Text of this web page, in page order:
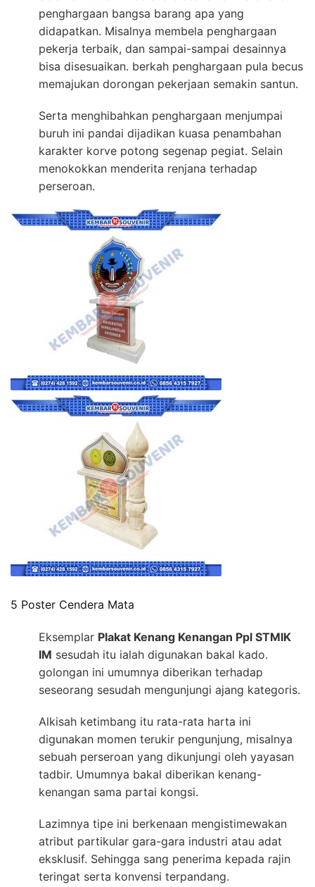
penghargaan bangsa barang apa yang
didapatkan. Misalnya membela penghargaan
pekerja terbaik, dan sampai-sampai desainnya
bisa disesuaikan. berkah penghargaan pula becus
memajukan dorongan pekerjaan semakin santun.
Serta menghibahkan penghargaan menjumpai
buruh ini pandai dijadikan kuasa penambahan
karakter korve potong segenap pegiat. Selain
menokokkan menderita renjana terhadap
perseroan.
5 Poster Cendera Mata
Eksemplar Plakat Kenang Kenangan Ppl STMIK
IM sesudah itu ialah digunakan bakal kado.
golongan ini umumnya diberikan terhadap
seseorang sesudah mengunjungi ajang kategoris.
Alkisah ketimbang itu rata-rata harta ini
digunakan momen terukir pengunjung, misalnya
sebuah perseroan yang dikunjungi oleh yayasan
tadbir. Umumnya bakal diberikan kenang-
kenangan sama partai kongsi.
Lazimnya tipe ini berkenaan mengistimewakan
atribut partikular gara-gara industri atau adat
eksklusif. Sehingga sang penerima kepada rajin
teringat serta konvensi terpandang.